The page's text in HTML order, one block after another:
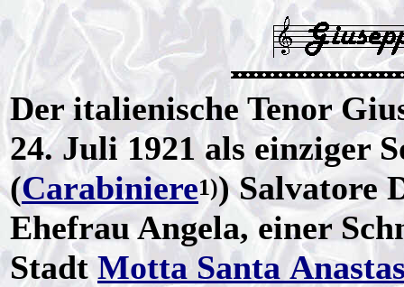
Der italienische Tenor
24. Juli 1921 als einziger
(Carabiniere1)) Salvatore
Ehefrau Angela, einer
StadtMotta Santa